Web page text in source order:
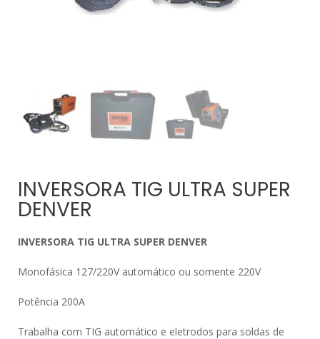
INVERSORA TIG ULTRA SUPER
DENVER
INVERSORA TIG ULTRA SUPER DENVER
Monofásica 127/220V automático ou somente 220V
Potência 200A
Trabalha com TIG automático e eletrodos para soldas de